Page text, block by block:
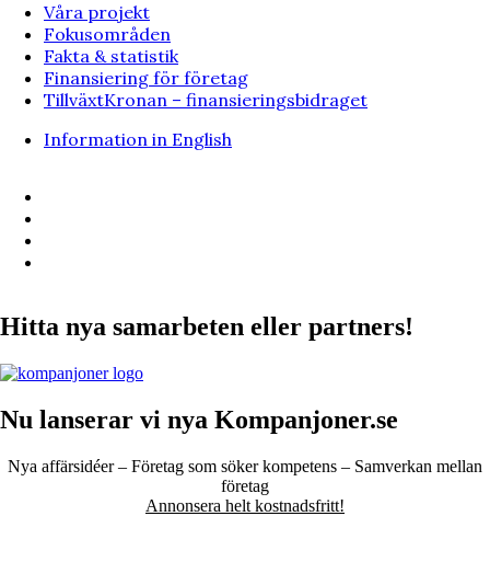
Våra projekt
Fokusområden
Fakta & statistik
Finansiering för företag
TillväxtKronan – finansieringsbidraget
Information in English
Hitta nya samarbeten eller partners!
Nu lanserar vi nya Kompanjoner.se
Nya affärsidéer – Företag som söker kompetens – Samverkan mellan
företag
Annonsera helt kostnadsfritt!